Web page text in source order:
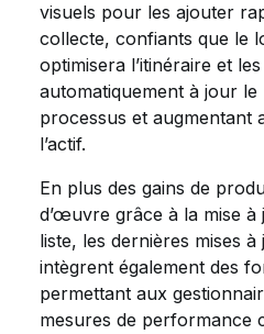
visuels pour les ajouter
collecte, confiants que le
optimisera l’itinéraire et
automatiquement à jour le
processus et augmentant
l’actif.
En plus des gains de
d’œuvre grâce à la mise
liste, les dernières mises à
intègrent également des
permettant aux
mesures de performance